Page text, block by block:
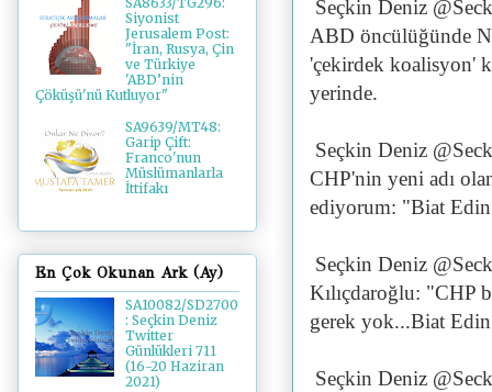
Seçkin Deniz
ABD öncülüğünde
'çekirdek koalisyon'
yerinde.
Seçkin Deniz
CHP'nin yeni adı
ediyorum: "Biat
Seçkin Deniz
Kılıçdaroğlu: "CHP
gerek yok...Biat
Seçkin Deniz
Siyonist
Jerusalem Post:
"İran, Rusya, Çin
ve Türkiye
'ABD’nin
Çöküşü'nü Kutluyor"
SA9639/MT48:
Garip Çift:
Franco'nun
Müslümanlarla
İttifakı
En Çok Okunan Ark (Ay)
SA10082/SD2700
: Seçkin Deniz
Twitter
Günlükleri 711
(16-20 Haziran
2021)